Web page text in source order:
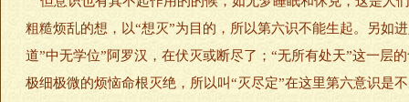
粗糙烦乱的想，以“想灭”为目的，所以第六识不能生起。另如
道”中无学位”阿罗汉，在伏灭或断尽了；“无所有处天”这一层
极细极微的烦恼命根灭绝，所以叫“灭尽定”在这里第六意识是